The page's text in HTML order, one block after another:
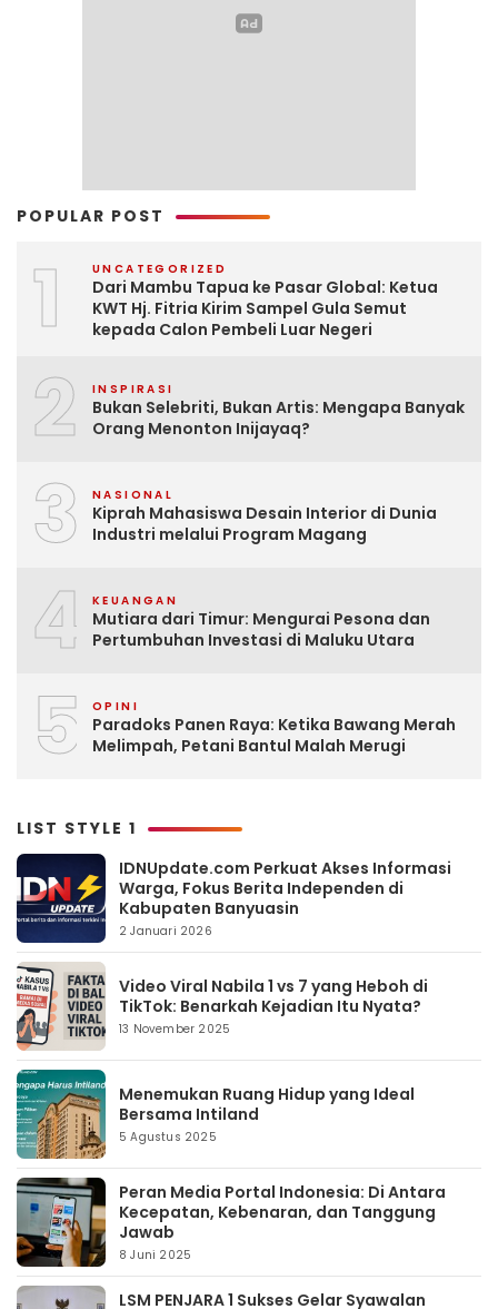
POPULAR POST
1 UNCATEGORIZED
Dari Mambu Tapua ke Pasar Global: Ketua
KWT Hj. Fitria Kirim Sampel Gula Semut
kepada Calon Pembeli Luar Negeri
2 INSPIRASI
Bukan Selebriti, Bukan Artis: Mengapa Banyak
Orang Menonton Inijayaq?
3 NASIONAL
Kiprah Mahasiswa Desain Interior di Dunia
Industri melalui Program Magang
4 KEUANGAN
Mutiara dari Timur: Mengurai Pesona dan
Pertumbuhan Investasi di Maluku Utara
5 OPINI
Paradoks Panen Raya: Ketika Bawang Merah
Melimpah, Petani Bantul Malah Merugi
LIST STYLE 1
IDNUpdate.com Perkuat Akses Informasi
Warga, Fokus Berita Independen di
Kabupaten Banyuasin
2 Januari 2026
Video Viral Nabila 1 vs 7 yang Heboh di
TikTok: Benarkah Kejadian Itu Nyata?
13 November 2025
Menemukan Ruang Hidup yang Ideal
Bersama Intiland
5 Agustus 2025
Peran Media Portal Indonesia: Di Antara
Kecepatan, Kebenaran, dan Tanggung
Jawab
8 Juni 2025
LSM PENJARA 1 Sukses Gelar Syawalan